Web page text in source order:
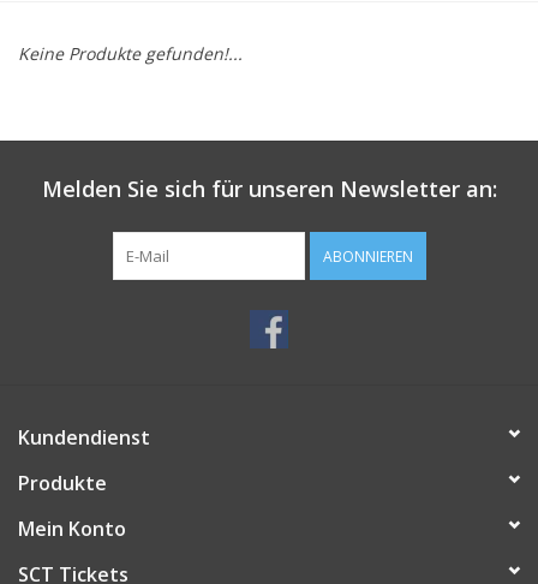
Keine Produkte gefunden!...
Melden Sie sich für unseren Newsletter an:
ABONNIEREN
Kundendienst
Produkte
Mein Konto
SCT Tickets